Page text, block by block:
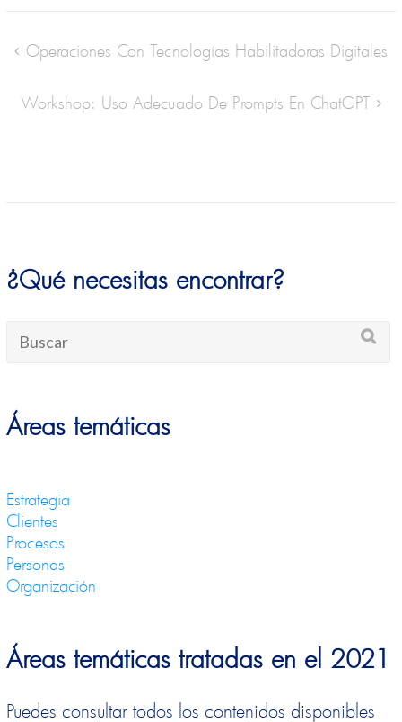
Operaciones Con Tecnologías Habilitadoras Digitales
Workshop: Uso Adecuado De Prompts En ChatGPT
¿Qué necesitas encontrar?
Áreas temáticas
Estrategia
Clientes
Procesos
Personas
Organización
Áreas temáticas tratadas en el 2021
Puedes consultar todos los contenidos disponibles